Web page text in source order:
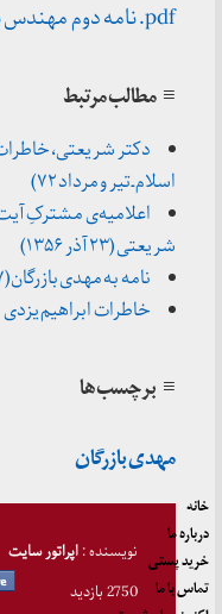
pdf. نامه دوم مهندس بازرگان درباره شریعتی
≡ مطالب مرتبط
دکتر شریعتی،
اسلام ـ تیر و مرداد ۷۲)
اعلامیه‌ی مشترکِ آیت
شریعتی (۲۳ آذر ۱۳۵۶)
نامه به مهدی بازرگان(۱۳۴۷)
خاطرات ابراهیم یزدی
≡ برچسب‌ها
مهدی بازرگان
نویسنده :اپراتور سایت
2750 بازدید
خانه
درباره ما
خرید پستی
تماس با ما